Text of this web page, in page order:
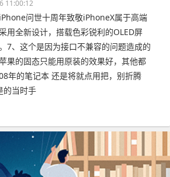
11:00:12
问世十周年致敬iPhoneX属于高端
用全新设计，搭载色彩锐利的OLED屏
7、这个是因为接口不兼容的问题造成的
果的固态只能用原装的效果好，其他都
年的笔记本 还是将就点用把，别折腾
的当时手